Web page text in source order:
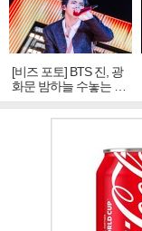
[비즈 포토] BTS 진, 광
화문 밤하늘 수놓는 '비
주얼 킹'의 열창